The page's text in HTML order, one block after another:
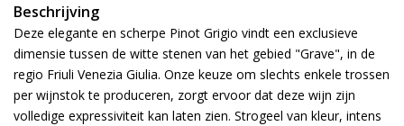
Beschrijving
Deze elegante en scherpe Pinot Grigio vindt een exclusieve
dimensie tussen de witte stenen van het gebied "Grave", in de
regio Friuli Venezia Giulia. Onze keuze om slechts enkele trossen
per wijnstok te produceren, zorgt ervoor dat deze wijn zijn
volledige expressiviteit kan laten zien. Strogeel van kleur, intens